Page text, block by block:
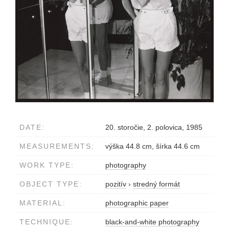
DATE: 20. storočie, 2. polovica, 1985
MEASUREMENTS: výška 44.8 cm, šírka 44.6 cm
WORK TYPE: photography
OBJECT TYPE: pozitív › stredný formát
MATERIAL: photographic paper
TECHNIQUE: black-and-white photography